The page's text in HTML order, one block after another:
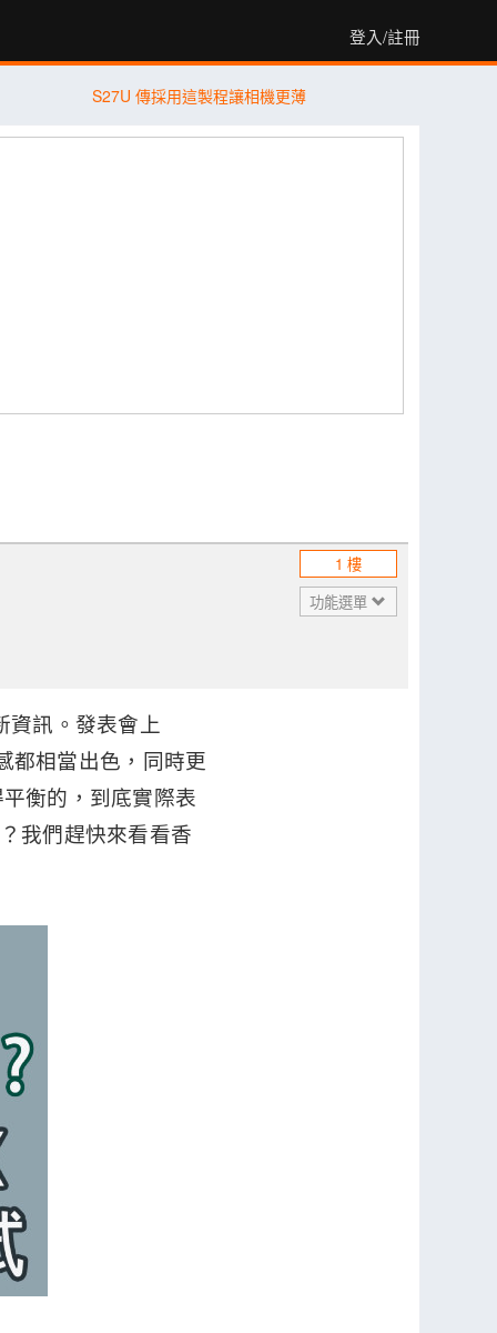
登入/註冊
S27U 傳採用這製程讓相機更薄
1 樓
功能選單
資訊。發表會上
都相當出色，同時更
衡的，到底實際表
我們趕快來看看香